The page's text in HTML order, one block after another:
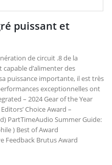
puissant et
de circuit .8 de la
d’alimenter des
puissance importante, il est très
exceptionnelles ont
– 2024 Gear of the Year
Choice Award –
PartTimeAudio Summer Guide:
) Best of Award
Feedback Brutus Award